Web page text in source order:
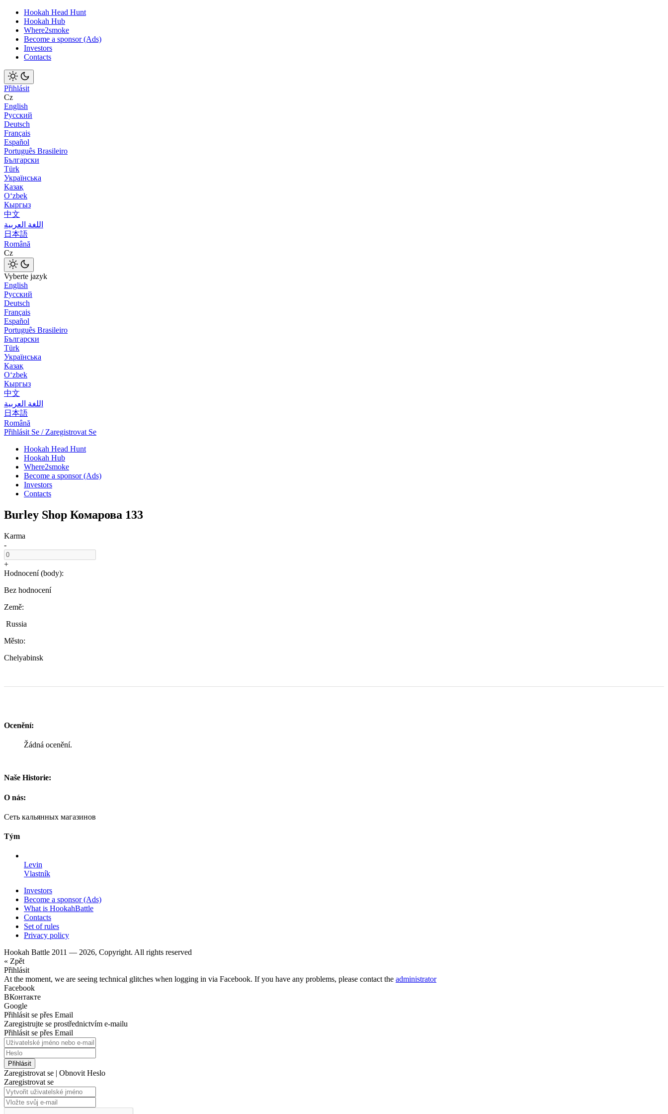
Hookah Head Hunt
Hookah Hub
Where2smoke
Become a sponsor (Ads)
Investors
Contacts
Přihlásit
Cz
English
Русский
Deutsch
Français
Español
Português Brasileiro
Български
Türk
Українська
Қазақ
Оʻzbek
Кыргыз
中文
اللغة العربية
日本語
Română
Cz
Vyberte jazyk
English
Русский
Deutsch
Français
Español
Português Brasileiro
Български
Türk
Українська
Қазақ
Оʻzbek
Кыргыз
中文
اللغة العربية
日本語
Română
Přihlásit Se / Zaregistrovat Se
Hookah Head Hunt
Hookah Hub
Where2smoke
Become a sponsor (Ads)
Investors
Contacts
Burley Shop Комарова 133
Karma
-
+
Hodnocení (body):
Bez hodnocení
Země:
Russia
Město:
Chelyabinsk
Ocenění:
Žádná ocenění.
Naše Historie:
O nás:
Сеть кальянных магазинов
Tým
Levin
Vlastník
Investors
Become a sponsor (Ads)
What is HookahBattle
Contacts
Set of rules
Privacy policy
Hookah Battle 2011 — 2026, Copyright. All rights reserved
« Zpět
Přihlásit
At the moment, we are seeing technical glitches when logging in via Facebook. If you have any problems, please contact the administrator
Facebook
ВКонтакте
Google
Přihlásit se přes Email
Zaregistrujte se prostřednictvím e-mailu
Přihlásit se přes Email
Přihlásit
Zaregistrovat se | Obnovit Heslo
Zaregistrovat se